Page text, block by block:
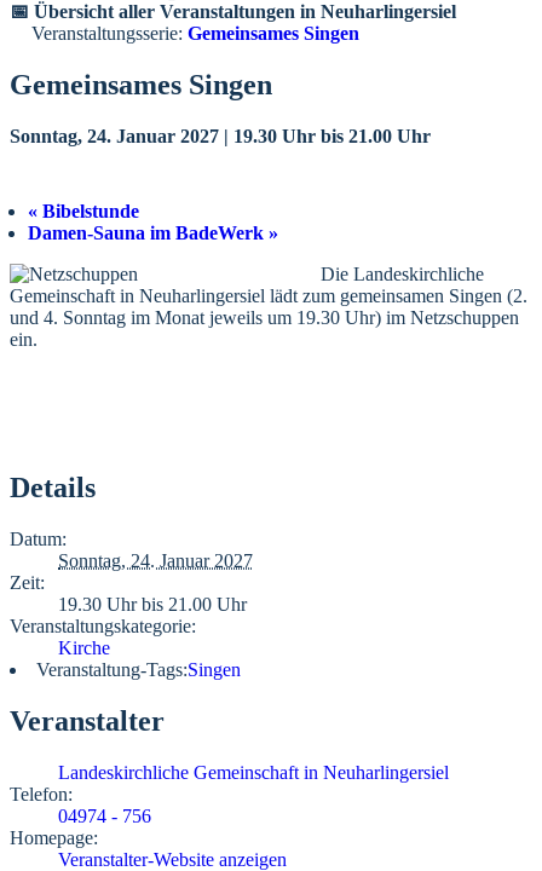
📅 Übersicht aller Veranstaltungen in Neuharlingersiel
Veranstaltungsserie: Gemeinsames Singen
Gemeinsames Singen
Sonntag, 24. Januar 2027 | 19.30 Uhr bis 21.00 Uhr
« Bibelstunde
Damen-Sauna im BadeWerk »
Die Landeskirchliche
Gemeinschaft in Neuharlingersiel lädt zum gemeinsamen Singen (2.
und 4. Sonntag im Monat jeweils um 19.30 Uhr) im Netzschuppen
ein.
Details
Datum:
Sonntag, 24. Januar 2027
Zeit:
19.30 Uhr bis 21.00 Uhr
Veranstaltungskategorie:
Kirche
Veranstaltung-Tags:Singen
Veranstalter
Landeskirchliche Gemeinschaft in Neuharlingersiel
Telefon:
04974 - 756
Homepage:
Veranstalter-Website anzeigen